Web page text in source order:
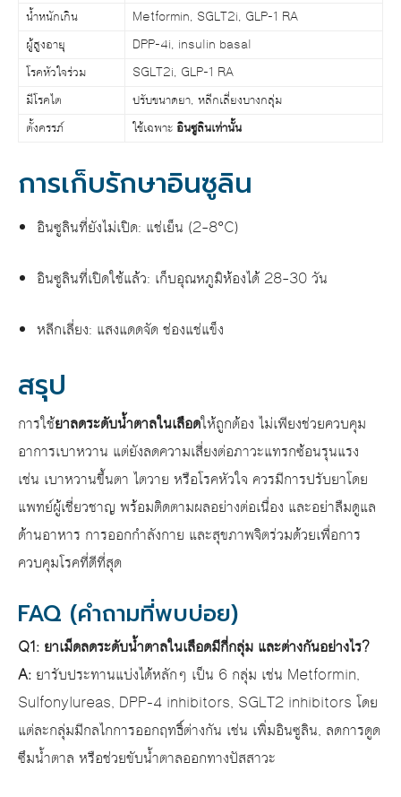
น้ำหนักเกิน
Metformin, SGLT2i, GLP-1 RA
ผู้สูงอายุ
DPP-4i, insulin basal
โรคหัวใจร่วม
SGLT2i, GLP-1 RA
มีโรคไต
ปรับขนาดยา, หลีกเลี่ยงบางกลุ่ม
ตั้งครรภ์
ใช้เฉพาะ อินซูลินเท่านั้น
การเก็บรักษาอินซูลิน
อินซูลินที่ยังไม่เปิด: แช่เย็น (2–8°C)
อินซูลินที่เปิดใช้แล้ว: เก็บอุณหภูมิห้องได้ 28–30 วัน
หลีกเลี่ยง: แสงแดดจัด ช่องแช่แข็ง
สรุป
การใช้ยาลดระดับน้ำตาลในเลือดให้ถูกต้อง ไม่เพียงช่วยควบคุม
อาการเบาหวาน แต่ยังลดความเสี่ยงต่อภาวะแทรกซ้อนรุนแรง
เช่น เบาหวานขึ้นตา ไตวาย หรือโรคหัวใจ ควรมีการปรับยาโดย
แพทย์ผู้เชี่ยวชาญ พร้อมติดตามผลอย่างต่อเนื่อง และอย่าลืมดูแล
ด้านอาหาร การออกกำลังกาย และสุขภาพจิตร่วมด้วยเพื่อการ
ควบคุมโรคที่ดีที่สุด
FAQ (คำถามที่พบบ่อย)
Q1: ยาเม็ดลดระดับน้ำตาลในเลือดมีกี่กลุ่ม และต่างกันอย่างไร?
A: ยารับประทานแบ่งได้หลักๆ เป็น 6 กลุ่ม เช่น Metformin,
Sulfonylureas, DPP-4 inhibitors, SGLT2 inhibitors โดย
แต่ละกลุ่มมีกลไกการออกฤทธิ์ต่างกัน เช่น เพิ่มอินซูลิน, ลดการดูด
ซึมน้ำตาล หรือช่วยขับน้ำตาลออกทางปัสสาวะ